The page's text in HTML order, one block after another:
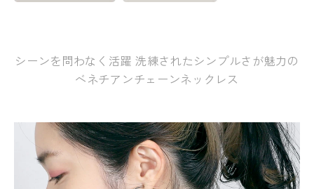
シーンを問わなく活躍 洗練されたシンプルさが魅力の
ベネチアンチェーンネックレス